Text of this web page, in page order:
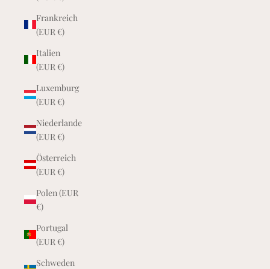
Frankreich
(EUR €)
Italien
(EUR €)
Luxemburg
(EUR €)
Niederlande
(EUR €)
Österreich
(EUR €)
Polen (EUR
€)
Portugal
(EUR €)
Schweden